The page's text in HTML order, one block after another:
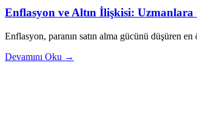
Enflasyon ve Altın İlişkisi:
Enflasyon, paranın satın alma gücünü düşüren
Devamını Oku →